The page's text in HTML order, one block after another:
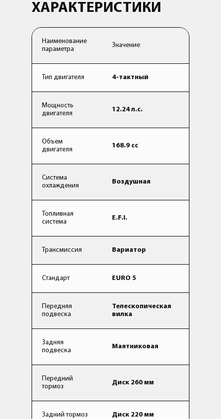
ХАРАКТЕРИСТИКИ
Наименование
параметра
Значение
Тип двигателя 4-тактный
Мощность
двигателя
12.24 л.с.
Объем
двигателя
168.9 cc
Система
охлаждения
Воздушная
Топливная
система
E.F.I.
Трансмиссия Вариатор
Стандарт EURO 5
Передняя
подвеска
Телескопическая
вилка
Задняя
подвеска
Маятниковая
Передний
тормоз
Диск 260 мм
Задний тормоз Диск 220 мм